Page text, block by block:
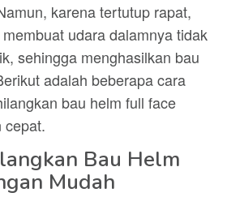
karena tertutup rapat,
udara dalamnya tidak
sehingga menghasilkan bau
adalah beberapa cara
bau helm full face
cepat.
Bau Helm
Mudah